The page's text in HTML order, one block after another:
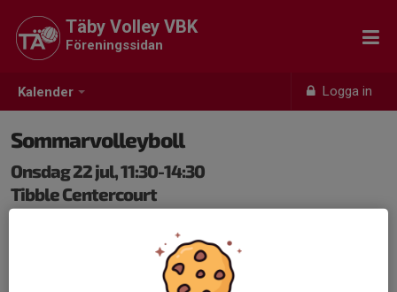
Kalender Logga in
Täby Volley VBK
Föreningssidan
Sommarvolleyboll
Onsdag 22 jul, 11:30-14:30
Tibble Centercourt
Sommarvolleyboll inomhus! Vi spelar dagtid i Tibble
under fem veckor i juli. Ta med kompisar som vill testa